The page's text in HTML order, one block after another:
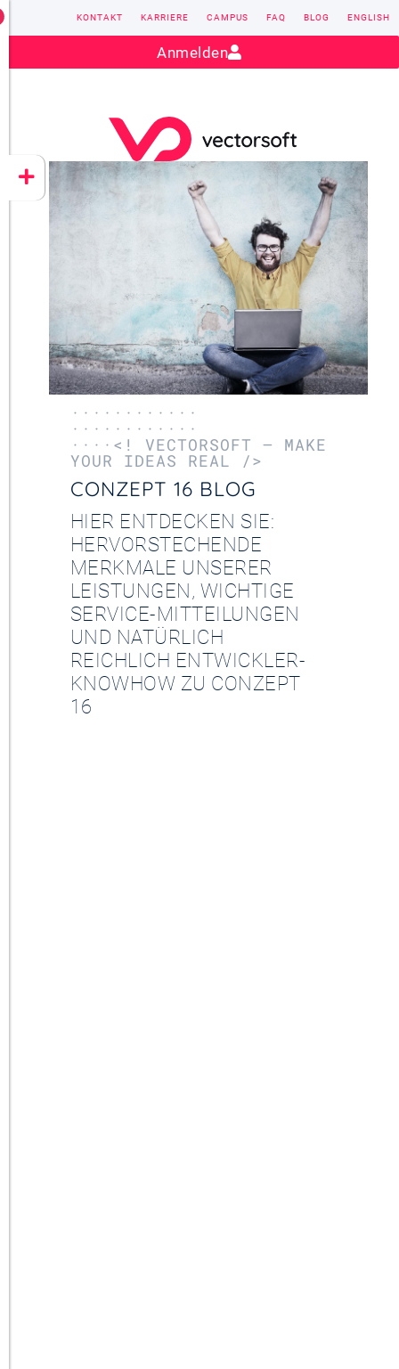
CONZEPT 16
YEET
Kontakt:sales@vectorsoft.de
KONTAKT KARRIERE CAMPUS FAQ BLOG ENGLISH
Anmelden
············
············
····<! VECTORSOFT – MAKE
YOUR IDEAS REAL />
CONZEPT 16 BLOG
HIER ENTDECKEN SIE:
HERVORSTECHENDE
MERKMALE UNSERER
LEISTUNGEN, WICHTIGE
SERVICE-MITTEILUNGEN
UND NATÜRLICH
REICHLICH ENTWICKLER-
KNOWHOW ZU CONZEPT
16